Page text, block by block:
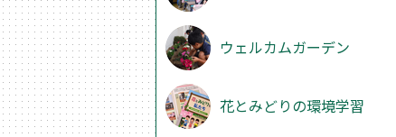
ウェルカムガーデン
花とみどりの環境学習